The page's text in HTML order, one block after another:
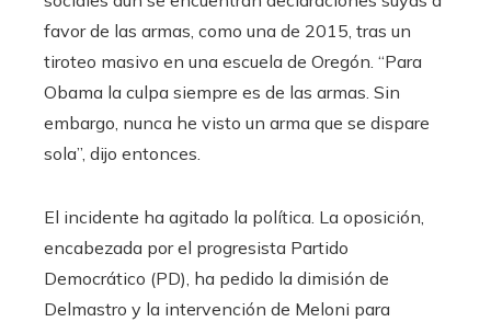
favor de las armas, como una de 2015, tras un
tiroteo masivo en una escuela de Oregón. “Para
Obama la culpa siempre es de las armas. Sin
embargo, nunca he visto un arma que se dispare
sola”, dijo entonces.
El incidente ha agitado la política. La oposición,
encabezada por el progresista Partido
Democrático (PD), ha pedido la dimisión de
Delmastro y la intervención de Meloni para